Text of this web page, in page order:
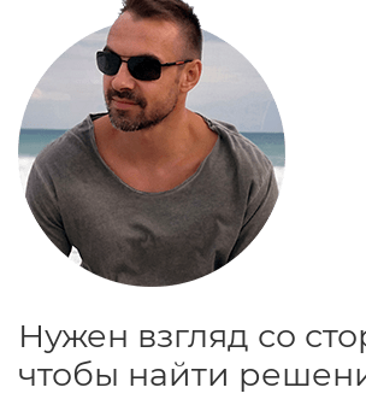
Нужен взгляд со
чтобы найти